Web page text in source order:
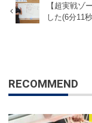
【超実戦ゾ
した(6分11
RECOMMEND